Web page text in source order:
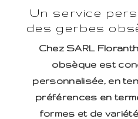
Un service
des gerbes
Chez SARL
obsèque est
personnalisée, en
préférences en
formes et de